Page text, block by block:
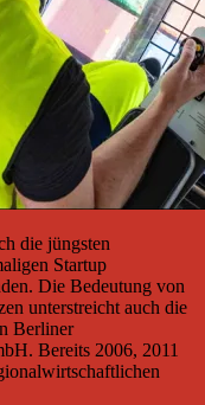
die jüngsten
Startup
Die Bedeutung von
unterstreicht auch die
Berliner
Bereits 2006, 2011